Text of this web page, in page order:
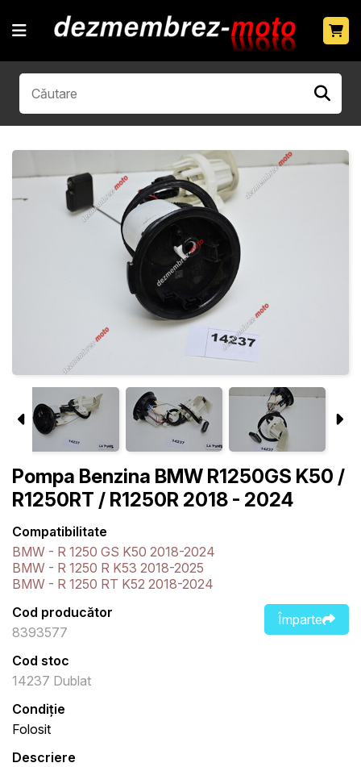
Pompa Benzina BMW R1250GS K50 /
R1250RT / R1250R 2018 - 2024
Compatibilitate
BMW - R 1250 GS K50 2018-2024
BMW - R 1250 R K53 2018-2025
BMW - R 1250 RT K52 2018-2024
Împarte
Cod producător
8393577
Cod stoc
14237 Dublat
Condiție
Folosit
Descriere